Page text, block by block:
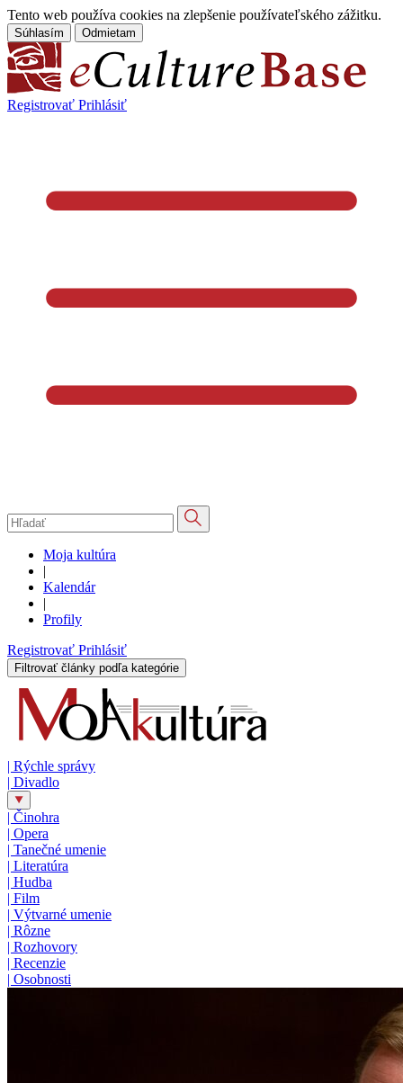
Tento web používa cookies na zlepšenie používateľského zážitku.
Súhlasím Odmietam
Registrovať Prihlásiť
Moja kultúra
|
Kalendár
|
Profily
Registrovať Prihlásiť
Filtrovať články podľa kategórie
| Rýchle správy
| Divadlo
| Činohra
| Opera
| Tanečné umenie
| Literatúra
| Hudba
| Film
| Výtvarné umenie
| Rôzne
| Rozhovory
| Recenzie
| Osobnosti